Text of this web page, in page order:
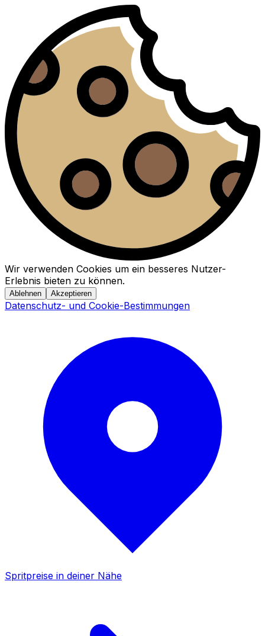
Wir verwenden Cookies um ein besseres Nutzer-
Erlebnis bieten zu können.
Ablehnen Akzeptieren
Datenschutz- und Cookie-Bestimmungen
Spritpreise in deiner Nähe